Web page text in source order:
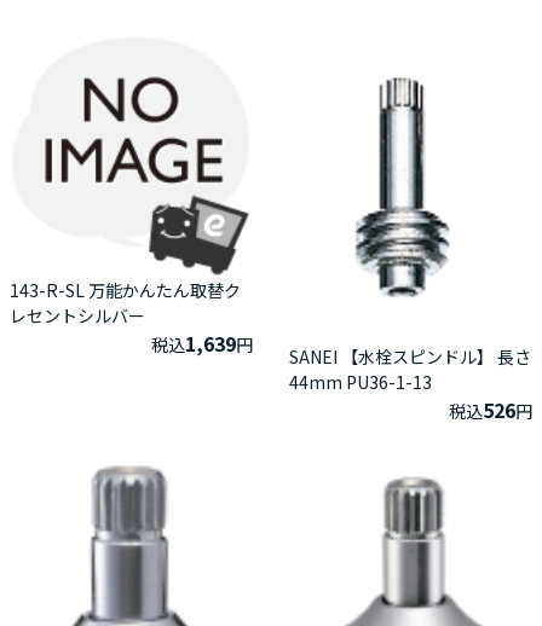
143-R-SL 万能かんたん取替ク
レセントシルバー
税込1,639円
SANEI 【水栓スピンドル】 長さ
44mm PU36-1-13
税込526円